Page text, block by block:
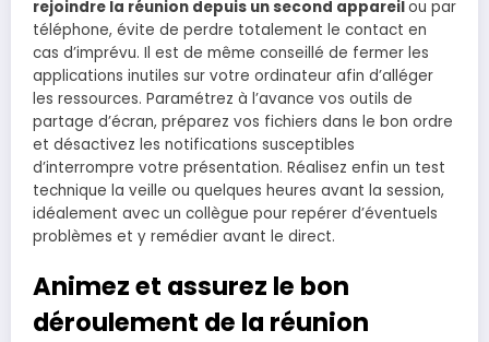
rejoindre la réunion depuis un second appareilou par
téléphone, évite de perdre totalement le contact en
cas d’imprévu. Il est de même conseillé de fermer les
applications inutiles sur votre ordinateur afin d’alléger
les ressources. Paramétrez à l’avance vos outils de
partage d’écran, préparez vos fichiers dans le bon ordre
et désactivez les notifications susceptibles
d’interrompre votre présentation. Réalisez enfin un test
technique la veille ou quelques heures avant la session,
idéalement avec un collègue pour repérer d’éventuels
problèmes et y remédier avant le direct.
Animez et assurez le bon
déroulement de la réunion